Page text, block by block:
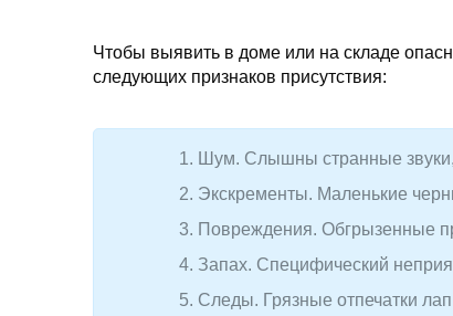
Чтобы выявить в доме или на складе
следующих признаков присутствия:
Шум. Слышны странные
Экскременты. Маленькие
Повреждения. Обгрызенные
Запах. Специфический
Следы. Грязные отпечатки